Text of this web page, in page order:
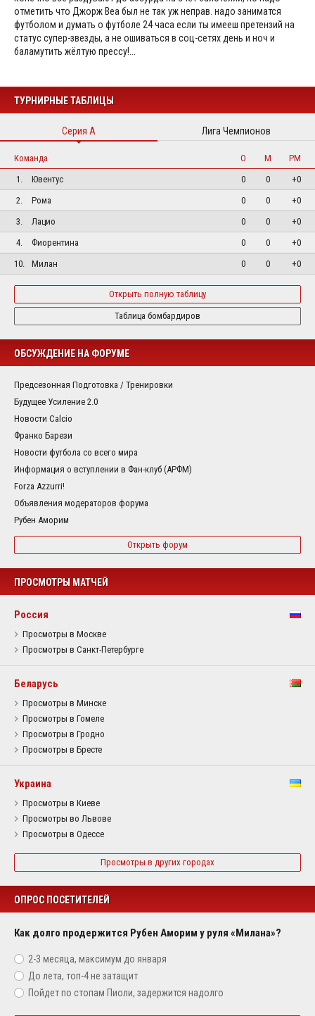
отметить что Джорж Веа был не так уж неправ. надо заниматся
футболом и думать о футболе 24 часа если ты имееш претензий на
статус супер-звезды, а не ошиваться в соц-сетях день и ноч и
баламутить жёлтую прессу!...
ТУРНИРНЫЕ ТАБЛИЦЫ
Серия А Лига Чемпионов
Команда О М
РМ
1.
Ювентус 0 0
+0
2.
Рома 0 0
+0
3.
Лацио 0 0
+0
4.
Фиорентина 0 0
+0
10.
Милан 0 0 +0
Открыть полную таблицу
Таблица бомбардиров
ОБСУЖДЕНИЕ НА ФОРУМЕ
Предсезонная Подготовка / Тренировки
Будущее Усиление 2.0
Новости Calcio
Франко Барези
Новости футбола со всего мира
Информация о вступлении в Фан-клуб (АРФМ)
Forza Azzurri!
Объявления модераторов форума
Рубен Аморим
Открыть форум
ПРОСМОТРЫ МАТЧЕЙ
Россия
Просмотры в Москве
Просмотры в Санкт-Петербурге
Беларусь
Просмотры в Минске
Просмотры в Гомеле
Просмотры в Гродно
Просмотры в Бресте
Украина
Просмотры в Киеве
Просмотры во Львове
Просмотры в Одессе
Просмотры в других городах
ОПРОС ПОСЕТИТЕЛЕЙ
Как долго продержится Рубен Аморим у руля «Милана»?
2-3 месяца, максимум до января
До лета, топ-4 не затащит
Пойдет по стопам Пиоли, задержится надолго